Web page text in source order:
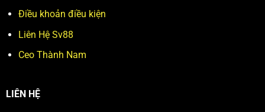
Điều khoản điều kiện
Liên Hệ Sv88
Ceo Thành Nam
LIÊN HỆ